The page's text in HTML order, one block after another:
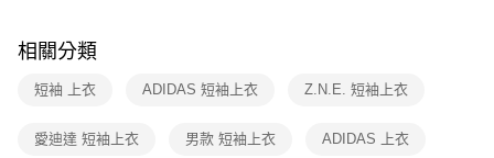
※ 交易是否成功請以「AFTEE先享後付 」之結帳頁面顯示為準，若有關於
是否繳費成功／繳費後需取消欲退款等相關疑問，請聯繫「AFTEE先享後付
客戶支援中心」
https://netprotections.freshdesk.com/support/home
１．透過由恩沛科技股份有限公司提供之「AFTEE先享後付」服務完成之交
相關分類
短袖 上衣 ADIDAS 短袖上衣 Z.N.E. 短袖上衣
愛迪達 短袖上衣 男款 短袖上衣 ADIDAS 上衣